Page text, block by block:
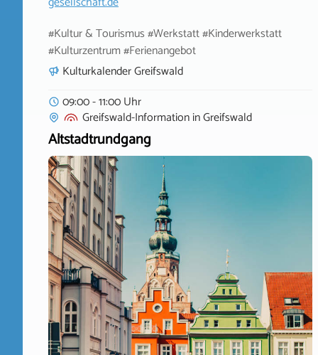
#Kultur & Tourismus #Werkstatt #Kinderwerkstatt
#Kulturzentrum #Ferienangebot
Kulturkalender Greifswald
09:00 - 11:00 Uhr
Greifswald-InformationinGreifswald
Altstadtrundgang